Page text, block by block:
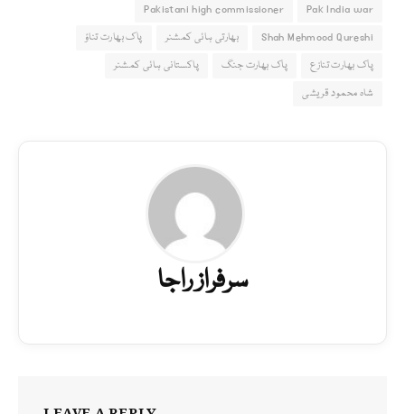
Pak India war
Pakistani high commissioner
Shah Mehmood Qureshi
بھارتی ہائی کمشنر
پاک بھارت تناؤ
پاک بھارت تنازع
پاک بھارت جنگ
پاکستانی ہائی کمشنر
شاہ محمود قریشی
سرفراز راجا